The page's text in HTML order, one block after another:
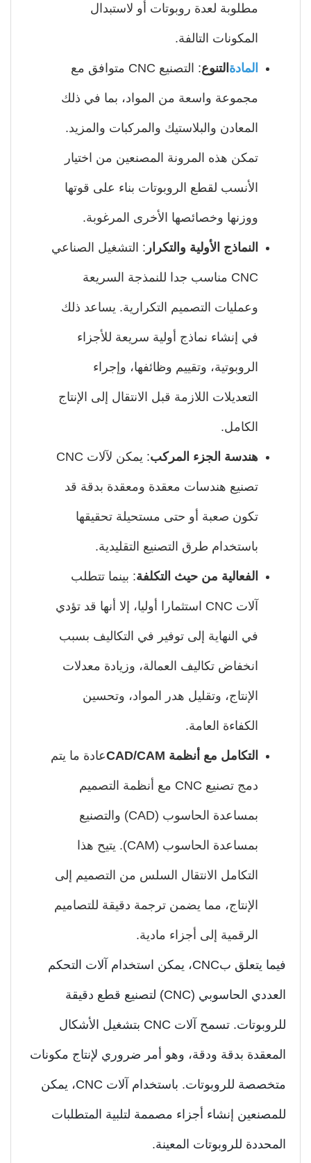
مطلوبة لعدة روبوتات أو لاستبدال
المكونات التالفة.
المادة التنوع : التصنيع CNC متوافق مع
مجموعة واسعة من المواد، بما في ذلك
المعادن والبلاستيك والمركبات والمزيد.
تمكن هذه المرونة المصنعين من اختيار
الأنسب لقطع الروبوتات بناء على قوتها
ووزنها وخصائصها الأخرى المرغوبة.
النماذج الأولية والتكرار : التشغيل الصناعي
CNC مناسب جدا للنمذجة السريعة
وعمليات التصميم التكرارية. يساعد ذلك
في إنشاء نماذج أولية سريعة للأجزاء
الروبوتية، وتقييم وظائفها، وإجراء
التعديلات اللازمة قبل الانتقال إلى الإنتاج
الكامل.
هندسة الجزء المركب : يمكن لآلات CNC
تصنيع هندسات معقدة ومعقدة بدقة قد
تكون صعبة أو حتى مستحيلة تحقيقها
باستخدام طرق التصنيع التقليدية.
الفعالية من حيث التكلفة : بينما تتطلب
آلات CNC استثمارا أوليا، إلا أنها قد تؤدي
في النهاية إلى توفير في التكاليف بسبب
انخفاض تكاليف العمالة، وزيادة معدلات
الإنتاج، وتقليل هدر المواد، وتحسين
الكفاءة العامة.
التكامل مع أنظمة CAD/CAM عادة ما يتم
دمج تصنيع CNC مع أنظمة التصميم
بمساعدة الحاسوب (CAD) والتصنيع
بمساعدة الحاسوب (CAM). يتيح هذا
التكامل الانتقال السلس من التصميم إلى
الإنتاج، مما يضمن ترجمة دقيقة للتصاميم
الرقمية إلى أجزاء مادية.
فيما يتعلق بCNC، يمكن استخدام آلات التحكم
العددي الحاسوبي (CNC) لتصنيع قطع دقيقة
للروبوتات. تسمح آلات CNC بتشغيل الأشكال
بدقة ودقة، وهو أمر ضروري لإنتاج مكونات
متخصصة للروبوتات. باستخدام آلات CNC، يمكن
إنشاء أجزاء مصممة لتلبية المتطلبات
للروبوتات المعينة.